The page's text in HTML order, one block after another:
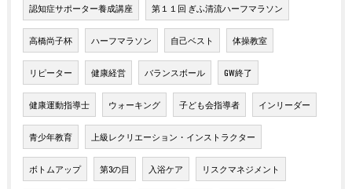
認知症サポーター養成講座 第１１回 ぎふ清流ハーフマラソン
高橋尚子杯 ハーフマラソン 自己ベスト 体操教室
リピーター 健康経営 バランスボール GW終了
健康運動指導士 ウォーキング 子ども会指導者 インリーダー
青少年教育 上級レクリエーション・インストラクター
ボトムアップ 第3の目 入浴ケア リスクマネジメント